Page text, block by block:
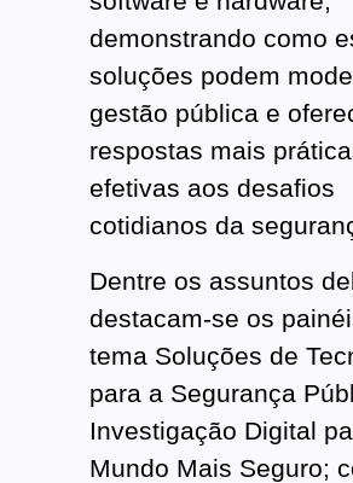
demonstrando como
soluções podem
gestão pública e
respostas mais
efetivas aos desafios
cotidianos da
Dentre os assuntos
destacam-se os
tema Soluções de
para a Segurança
Investigação Digital
Mundo Mais Seguro;